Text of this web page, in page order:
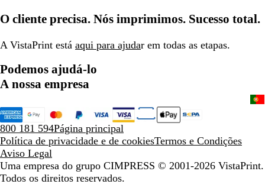
O cliente precisa. Nós imprimimos. Sucesso total.
A VistaPrint está aqui para ajudar em todas as etapas.
Podemos ajudá-lo
A nossa empresa
800 181 594Página principal
Política de privacidade e de cookiesTermos e Condições
Aviso Legal
Uma empresa do grupo CIMPRESS © 2001-2026 VistaPrint.
Todos os direitos reservados.